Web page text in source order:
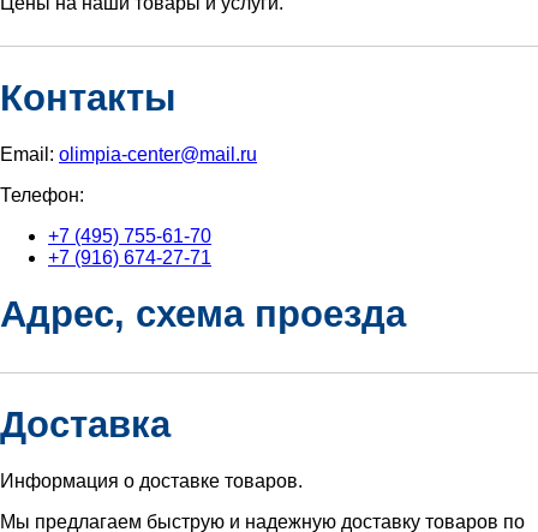
Контакты
Email: olimpia-center@mail.ru
Телефон:
+7 (495) 755-61-70
+7 (916) 674-27-71
Адрес, схема проезда
Доставка
Информация о доставке товаров.
Мы предлагаем быструю и надежную доставку товаров по